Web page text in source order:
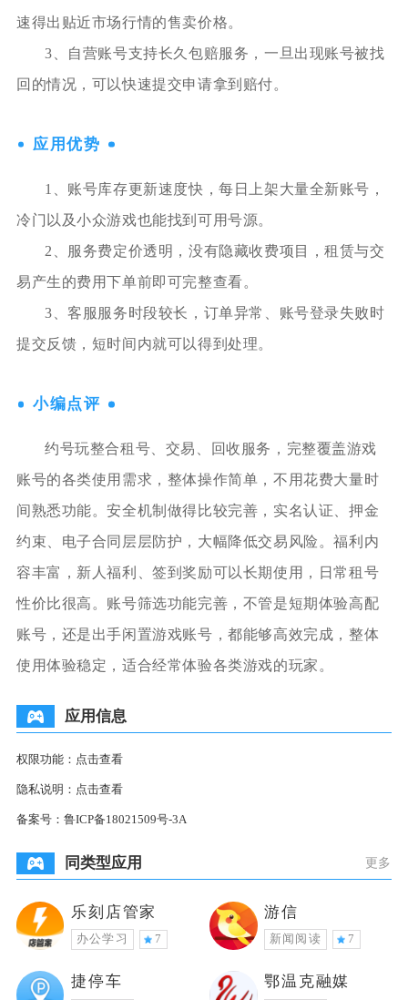
速得出贴近市场行情的售卖价格。
3、自营账号支持长久包赔服务，一旦出现账号被找
回的情况，可以快速提交申请拿到赔付。
应用优势
1、账号库存更新速度快，每日上架大量全新账号，
冷门以及小众游戏也能找到可用号源。
2、服务费定价透明，没有隐藏收费项目，租赁与交
易产生的费用下单前即可完整查看。
3、客服服务时段较长，订单异常、账号登录失败时
提交反馈，短时间内就可以得到处理。
小编点评
约号玩整合租号、交易、回收服务，完整覆盖游戏
账号的各类使用需求，整体操作简单，不用花费大量时
间熟悉功能。安全机制做得比较完善，实名认证、押金
约束、电子合同层层防护，大幅降低交易风险。福利内
容丰富，新人福利、签到奖励可以长期使用，日常租号
性价比很高。账号筛选功能完善，不管是短期体验高配
账号，还是出手闲置游戏账号，都能够高效完成，整体
使用体验稳定，适合经常体验各类游戏的玩家。
应用信息
权限功能： 点击查看
隐私说明： 点击查看
备案号： 鲁ICP备18021509号-3A
同类型应用 更多
乐刻店管家
办公学习 7
游信
新闻阅读 7
捷停车 鄂温克融媒